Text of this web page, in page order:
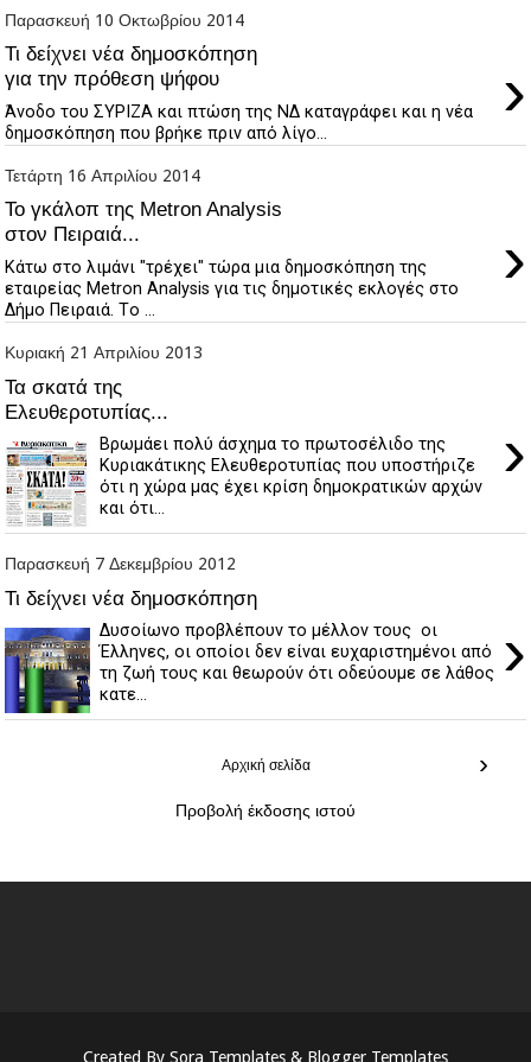
Παρασκευή 10 Οκτωβρίου 2014
Τι δείχνει νέα δημοσκόπηση
για την πρόθεση ψήφου
›
Άνοδο του ΣΥΡΙΖΑ και πτώση της ΝΔ καταγράφει και η νέα
δημοσκόπηση που βρήκε πριν από λίγο...
Τετάρτη 16 Απριλίου 2014
Το γκάλοπ της Metron Analysis
στον Πειραιά...
›
Κάτω στο λιμάνι "τρέχει" τώρα μια δημοσκόπηση της
εταιρείας Metron Analysis για τις δημοτικές εκλογές στο
Δήμο Πειραιά. Tο ...
Κυριακή 21 Απριλίου 2013
Τα σκατά της
Ελευθεροτυπίας...
›
Βρωμάει πολύ άσχημα το πρωτοσέλιδο της
Κυριακάτικης Ελευθεροτυπίας που υποστήριζε
ότι η χώρα μας έχει κρίση δημοκρατικών αρχών
και ότι...
Παρασκευή 7 Δεκεμβρίου 2012
Τι δείχνει νέα δημοσκόπηση
›
Δυσοίωνο προβλέπουν το μέλλον τους οι
Έλληνες, οι οποίοι δεν είναι ευχαριστημένοι από
τη ζωή τους και θεωρούν ότι οδεύουμε σε λάθος
κατε...
›
Αρχική σελίδα
Προβολή έκδοσης ιστού
Created By Sora Templates & Blogger Templates